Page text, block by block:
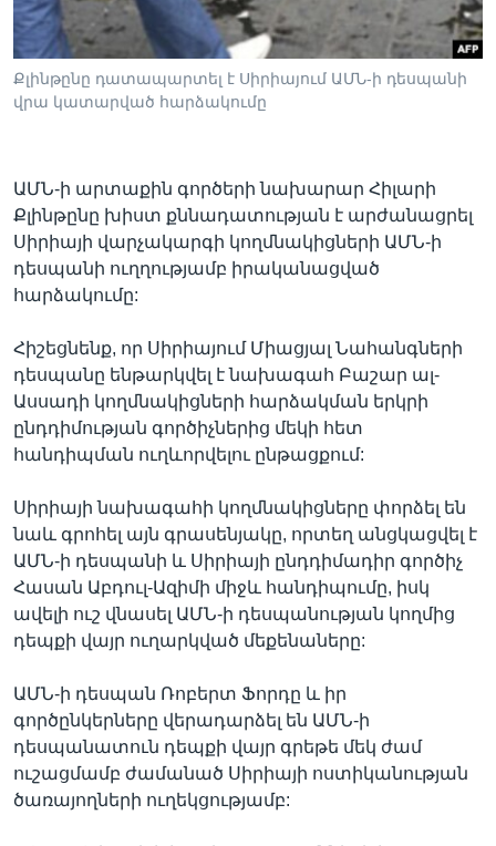
Լեզուներ
Քլինթընը դատապարտել է Սիրիայում ԱՄՆ-ի դեսպանի
վրա կատարված հարձակումը
ԱՄՆ-ի արտաքին գործերի նախարար Հիլարի
Քլինթընը խիստ քննադատության է արժանացրել
Սիրիայի վարչակարգի կողմնակիցների ԱՄՆ-ի
դեսպանի ուղղությամբ իրականացված
հարձակումը:
Հիշեցնենք, որ Սիրիայում Միացյալ Նահանգների
դեսպանը ենթարկվել է նախագահ Բաշար ալ-
Ասսադի կողմնակիցների հարձակման երկրի
ընդդիմության գործիչներից մեկի հետ
հանդիպման ուղևորվելու ընթացքում:
Սիրիայի նախագահի կողմնակիցները փորձել են
նաև գրոհել այն գրասենյակը, որտեղ անցկացվել է
ԱՄՆ-ի դեսպանի և Սիրիայի ընդդիմադիր գործիչ
Հասան Աբդուլ-Ազիմի միջև հանդիպումը, իսկ
ավելի ուշ վնասել ԱՄՆ-ի դեսպանության կողմից
դեպքի վայր ուղարկված մեքենաները:
ԱՄՆ-ի դեսպան Ռոբերտ Ֆորդը և իր
գործընկերները վերադարձել են ԱՄՆ-ի
դեսպանատուն դեպքի վայր գրեթե մեկ ժամ
ուշացմամբ ժամանած Սիրիայի ոստիկանության
ծառայողների ուղեկցությամբ: